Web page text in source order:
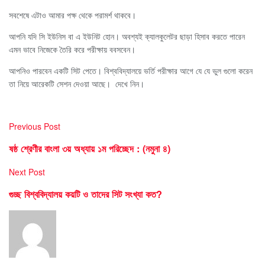
সবশেষে এটাও আমার পক্ষ থেকে পরামর্শ থাকবে।
আপনি যদি সি ইউনিস বা এ ইউনিট হোন। অবশ্যই ক্যালকুলেটর ছাড়া হিসাব করতে পারেন
এমন ভাবে নিজেকে তৈরি করে পরীক্ষায় ববসবেন।
আপনিও পারবেন একটি সিট পেতে। বিশ্ববিদ্যালয়ে ভর্তি পরীক্ষার আগে যে যে ভুল গুলো করেন
তা নিয়ে আরেকটি সেশন দেওয়া আছে। দেখে নিন।
Previous Post
ষষ্ঠ শ্রেণীর বাংলা ৩য় অধ্যায় ১ম পরিচ্ছেদ : (নমুনা ৪)
Next Post
গুচ্ছ বিশ্ববিদ্যালয় কয়টি ও তাদের সিট সংখ্যা কত?